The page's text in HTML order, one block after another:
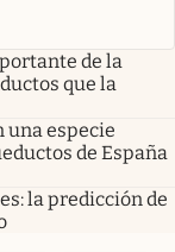
de la
que la
una especie
de España
la predicción de